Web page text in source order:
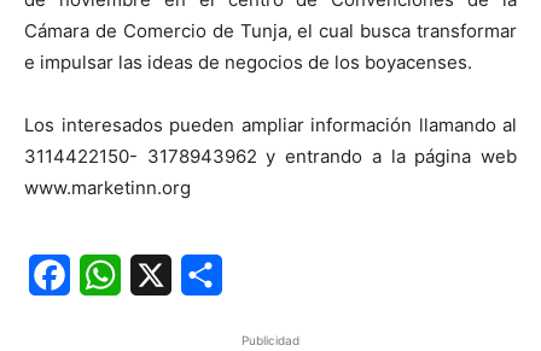
Cámara de Comercio de Tunja, el cual busca transformar
e impulsar las ideas de negocios de los boyacenses.
Los interesados pueden ampliar información llamando al
3114422150- 3178943962 y entrando a la página web
www.marketinn.org
FacebookWhatsApp
Publicidad